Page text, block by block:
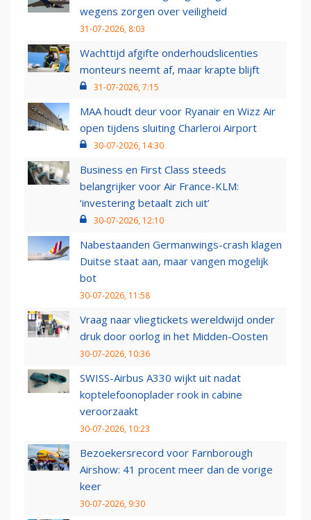
wegens zorgen over veiligheid
31-07-2026, 8:03
Wachttijd afgifte onderhoudslicenties
monteurs neemt af, maar krapte blijft
31-07-2026, 7:15
MAA houdt deur voor Ryanair en Wizz Air
open tijdens sluiting Charleroi Airport
30-07-2026, 14:30
Business en First Class steeds
belangrijker voor Air France-KLM:
‘investering betaalt zich uit’
30-07-2026, 12:10
Nabestaanden Germanwings-crash klagen
Duitse staat aan, maar vangen mogelijk
bot
30-07-2026, 11:58
Vraag naar vliegtickets wereldwijd onder
druk door oorlog in het Midden-Oosten
30-07-2026, 10:36
SWISS-Airbus A330 wijkt uit nadat
koptelefoonoplader rook in cabine
veroorzaakt
30-07-2026, 10:23
Bezoekersrecord voor Farnborough
Airshow: 41 procent meer dan de vorige
keer
30-07-2026, 9:30